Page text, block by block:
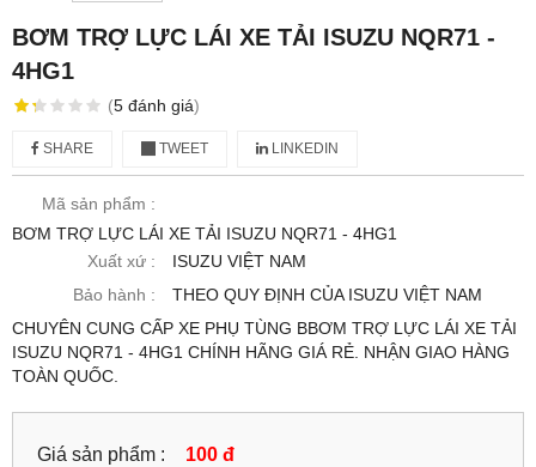
BƠM TRỢ LỰC LÁI XE TẢI ISUZU NQR71 -
4HG1
(5 đánh giá)
SHARE TWEET LINKEDIN
Mã sản phẩm :
BƠM TRỢ LỰC LÁI XE TẢI ISUZU NQR71 - 4HG1
Xuất xứ :
ISUZU VIỆT NAM
Bảo hành :
THEO QUY ĐỊNH CỦA ISUZU VIỆT NAM
CHUYÊN CUNG CẤP XE PHỤ TÙNG BBƠM TRỢ LỰC LÁI XE TẢI
ISUZU NQR71 - 4HG1 CHÍNH HÃNG GIÁ RẺ. NHẬN GIAO HÀNG
TOÀN QUỐC.
Giá sản phẩm : 100 đ